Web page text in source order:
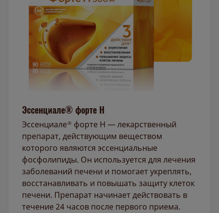
Эссенциале® форте Н
Эссенциале® форте Н — лекарственный
препарат, действующим веществом
которого являются эссенциальные
фосфолипиды. Он используется для лечения
заболеваний печени и помогает укреплять,
восстанавливать и повышать защиту клеток
печени. Препарат начинает действовать в
течение 24 часов после первого приема.